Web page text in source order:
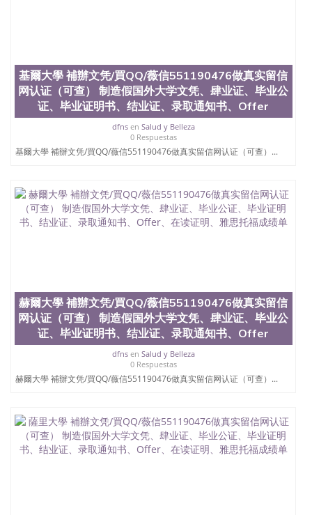
学历、新西兰学历认证等q:551190476 微信：
551190476 圣何塞州立大学毕业证（San Jose State
University）圣何塞州立大学毕业证（San Jose State
University）圣何塞州立大学毕业证（San Jose State
University）圣何塞州立大学成绩单（San Jose State
University）圣何塞州立大学成绩单（ San Jose State
University）圣何塞州立大学成绩单（San Jose State
University）圣何塞州立大学（San Jose State
University）圣何塞州立大学（ San Jose State
University）圣何塞州立大学（San Jose State
University）圣何塞州立大学文凭（San Jose State
State University）圣何塞州立大学学历（San Jose
State University）圣 塞州立大学学历（San Jose
State University）圣何塞州立大学（San Jose State
University）圣何塞州立大学（San Jose State
University）圣何塞州立大学（San Jose State
University）圣何塞州立大学（San Jose State
University）圣何塞州立大学学位证（San Jose State
University）圣何塞州立大学（San Jose State
University）圣何塞州立大学（San Jose State
University）圣何塞州立大学（San Jose State
University）圣何塞州立大学（San Jose State
基爾大學 補辦文凭/買QQ/薇信551190476做真实留信
网认证（可查） 制造假国外大学文凭、肆业证、毕业公
证、毕业证明书、结业证、录取通知书、Offer
dfnsen Salud y Belleza
0 Respuestas
基爾大學 補辦文凭/買QQ/薇信551190476做真实留信网认证（可查）...
赫爾大學 補辦文凭/買QQ/薇信551190476做真实留信
网认证（可查） 制造假国外大学文凭、肆业证、毕业公
证、毕业证明书、结业证、录取通知书、Offer
dfnsen Salud y Belleza
0 Respuestas
赫爾大學 補辦文凭/買QQ/薇信551190476做真实留信网认证（可查）...